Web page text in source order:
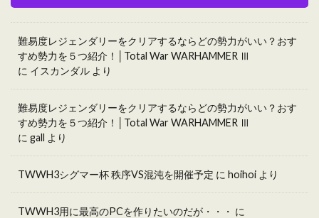
難易度レジェンダリーをクリアするならどの勢力がいい？おす
すめ勢力を５つ紹介！│Total War WARHAMMER Ⅲ
に イスカンダル より
難易度レジェンダリーをクリアするならどの勢力がいい？おす
すめ勢力を５つ紹介！│Total War WARHAMMER Ⅲ
に gall より
TWWH3シグマー杯 秩序VS混沌を開催予定 に hoihoi より
TWWH3用に最高のPCを作りたいのだが・・・ に